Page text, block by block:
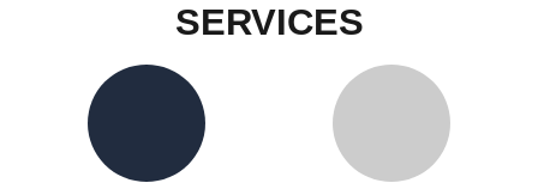
SERVICES